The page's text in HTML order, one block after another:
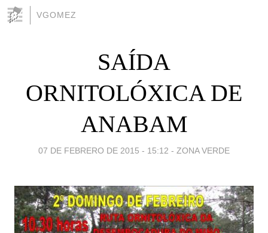
VGOMEZ
SAÍDA
ORNITOLÓXICA DE
ANABAM
07 DE FEBRERO DE 2015 - 15:12 - ZONA VERDE